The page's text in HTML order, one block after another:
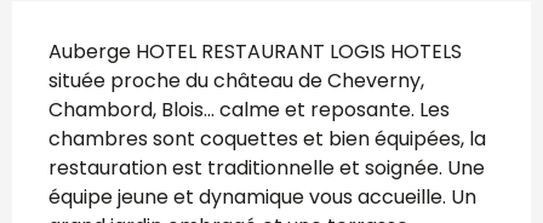
Description
Auberge HOTEL RESTAURANT LOGIS HOTELS
située proche du château de Cheverny,
Chambord, Blois... calme et reposante. Les
chambres sont coquettes et bien équipées, la
restauration est traditionnelle et soignée. Une
équipe jeune et dynamique vous accueille. Un